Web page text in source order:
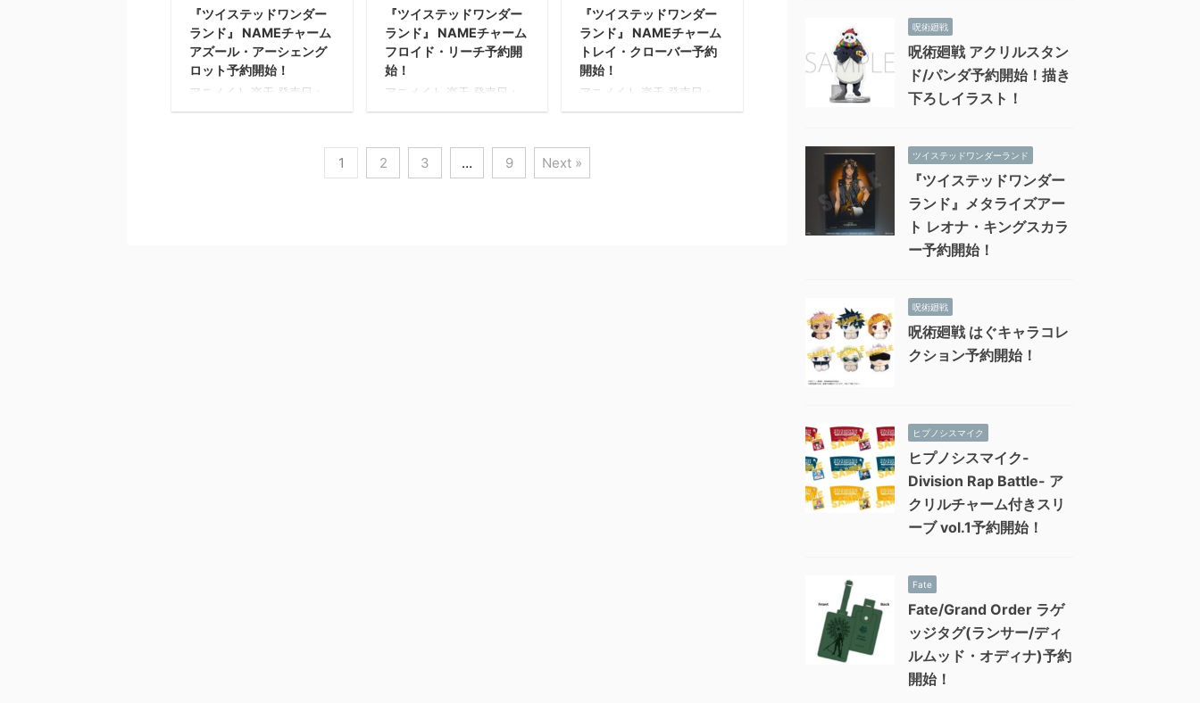
とは?】 通常印刷やインク
ジェットプリントでは表現
が難しいRGB色域を再現で
きる特殊な印刷技術を用
い、モニタ等のデジタル表
とは?】 通常印刷やインク
ジェットプリントでは表現
が難しいRGB色域を再現で
きる特殊な印刷技術を用
い、モニタ等のデジタル表
ト ...
とは?】 通常印刷やインク
ジェットプリントでは表現
が難しいRGB色域を再現で
きる特殊な印刷技術を用
い、モニタ等のデジタル表
ト ...
『ツイステッドワンダー
ランド』 NAMEチャーム
アズール・アーシェング
ロット予約開始！
アニメイト 楽天 発売日：
2021年05月 下旬 発売予定
『ツイステッドワンダー
ランド』 NAMEチャーム
フロイド・リーチ予約開
始！
アニメイト 楽天 発売日：
2021年05月 下旬 発売予定
脂・アクリル 発売元：株式
会社マズル
『ツイステッドワンダー
ランド』 NAMEチャーム
トレイ・クローバー予約
開始！
アニメイト 楽天 発売日：
2021年05月 下旬 発売予定
脂・アクリル 発売元：株式
会社マズル
1 2 3 … 9 Next »
呪術廻戦
呪術廻戦 アクリルスタン
ド/パンダ予約開始！描き
下ろしイラスト！
ツイステッドワンダーランド
『ツイステッドワンダー
ランド』メタライズアー
ト レオナ・キングスカラ
ー予約開始！
呪術廻戦
呪術廻戦 はぐキャラコレ
クション予約開始！
ヒプノシスマイク
ヒプノシスマイク-
Division Rap Battle- ア
クリルチャーム付きスリ
ーブ vol.1予約開始！
Fate
Fate/Grand Order ラゲ
ッジタグ(ランサー/ディ
ルムッド・オディナ)予約
開始！